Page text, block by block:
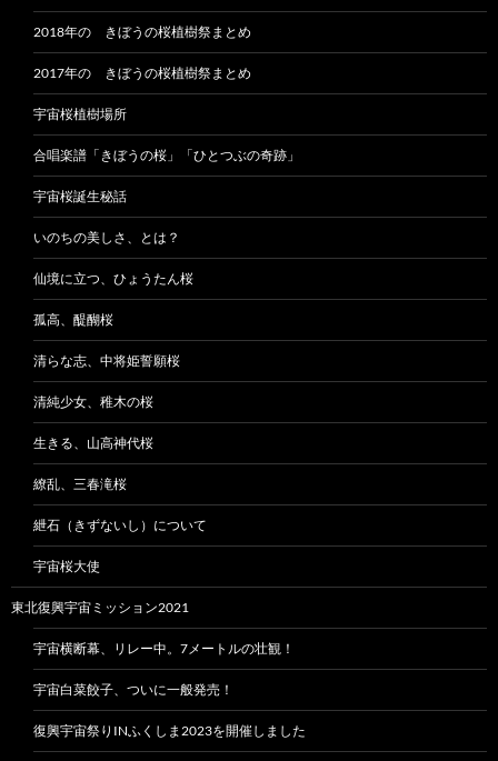
2018年の きぼうの桜植樹祭まとめ
2017年の きぼうの桜植樹祭まとめ
宇宙桜植樹場所
合唱楽譜「きぼうの桜」「ひとつぶの奇跡」
宇宙桜誕生秘話
いのちの美しさ、とは？
仙境に立つ、ひょうたん桜
孤高、醍醐桜
清らな志、中将姫誓願桜
清純少女、稚木の桜
生きる、山高神代桜
繚乱、三春滝桜
紲石（きずないし）について
宇宙桜大使
東北復興宇宙ミッション2021
宇宙横断幕、リレー中。7メートルの壮観！
宇宙白菜餃子、ついに一般発売！
復興宇宙祭りINふくしま2023を開催しました